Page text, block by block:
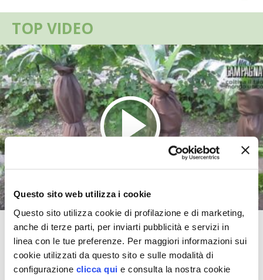
Questo sito web utilizza i cookie
Questo sito utilizza cookie di profilazione e di marketing,
anche di terze parti, per inviarti pubblicità e servizi in
linea con le tue preferenze. Per maggiori informazioni sui
cookie utilizzati da questo sito e sulle modalità di
configurazione clicca qui e consulta la nostra cookie
VIGNETO BIO
PENSA ALTERNATIVO
GARDENA
VERONESI
RIMANI A CONTATTO CON LA NATURA
CRESCERE INSIEME
ARCHMAN
VITA IN CAMPAGNA LA FIERA
NATURALMENTE
TOP VIDEO
L’imbianchimento del cardo
TUTTI I VIDEO